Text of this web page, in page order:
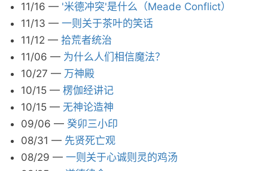
11/16 — '米德冲突'是什么（Meade Conflict）
11/13 — 一则关于茶叶的笑话
11/12 — 拾荒者统治
11/06 — 为什么人们相信魔法？
10/27 — 万神殿
10/15 — 楞伽经讲记
10/15 — 无神论造神
09/06 — 癸卯三小印
08/31 — 先贤死亡观
08/29 — 一则关于心诚则灵的鸡汤